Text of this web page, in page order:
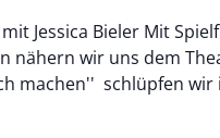
Jessica Bieler Mit
nähern wir uns dem
machen'' schlüpfen